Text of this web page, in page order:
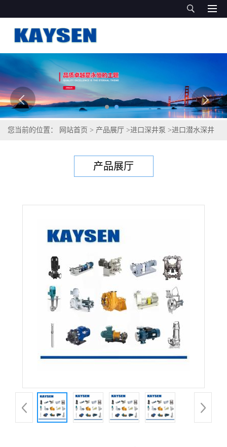
您当前的位置： 网站首页 > 产品展厅 >进口深井泵 >进口潜水深井
产品展厅